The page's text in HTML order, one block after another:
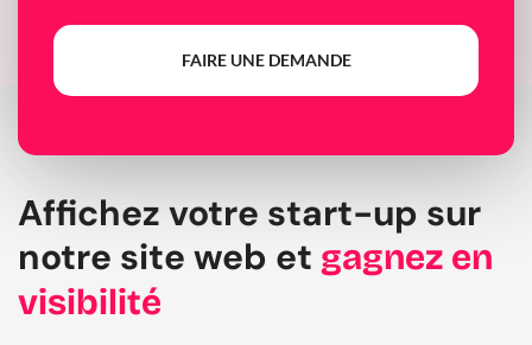
FAIRE UNE DEMANDE
Affichez votre start-up sur
notre site web et gagnez en
visibilité